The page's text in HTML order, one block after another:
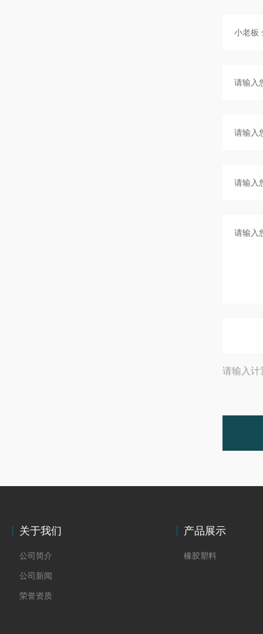
请输入计
关于我们
公司简介
公司新闻
荣誉资质
产品展示
橡胶塑料